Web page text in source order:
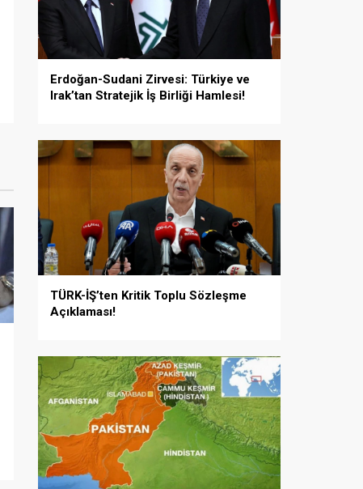
Erdoğan-Sudani Zirvesi: Türkiye ve
Irak’tan Stratejik İş Birliği Hamlesi!
TÜRK-İŞ’ten Kritik Toplu Sözleşme
Açıklaması!